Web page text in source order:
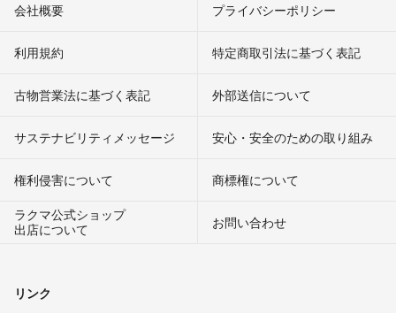
会社概要 プライバシーポリシー
利用規約 特定商取引法に基づく表記
古物営業法に基づく表記 外部送信について
サステナビリティメッセージ 安心・安全のための取り組み
権利侵害について
商標権について
ラクマ公式ショップ
出店について
お問い合わせ
リンク